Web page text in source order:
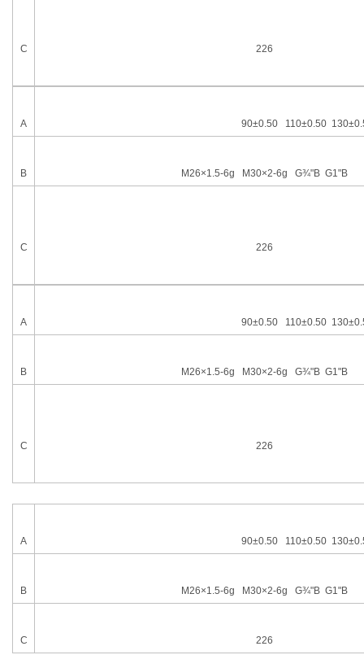
C 226
A 90±0.50 110±0.50
B M26×1.5-6g M30×2-6g G¾"B G1"B
C 226
A 90±0.50 110±0.50
B M26×1.5-6g M30×2-6g G¾"B G1"B
C 226
A 90±0.50 110±0.50
B M26×1.5-6g M30×2-6g G¾"B G1"B
C 226